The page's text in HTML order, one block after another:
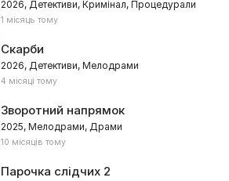
2026, Детективи, Кримінал, Процедурали
1 місяць тому
Скарби
2026, Детективи, Мелодрами
4 місяці тому
Зворотний напрямок
2025, Мелодрами, Драми
10 місяців тому
Парочка слідчих 2